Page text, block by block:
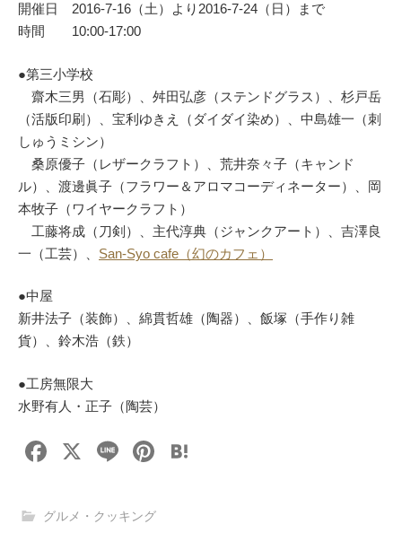
開催日 2016-7-16（土）より2016-7-24（日）まで
時間 10:00-17:00
●第三小学校
齋木三男（石彫）、舛田弘彦（ステンドグラス）、杉戸岳
（活版印刷）、宝利ゆきえ（ダイダイ染め）、中島雄一（刺
しゅうミシン）
桑原優子（レザークラフト）、荒井奈々子（キャンド
ル）、渡邊眞子（フラワー＆アロマコーディネーター）、岡
本牧子（ワイヤークラフト）
工藤将成（刀剣）、主代淳典（ジャンクアート）、吉澤良
一（工芸）、 San-Syo cafe（幻のカフェ）
●中屋
新井法子（装飾）、綿貫哲雄（陶器）、飯塚（手作り雑
貨）、鈴木浩（鉄）
●工房無限大
水野有人・正子（陶芸）
F
c
X
Li
e
Pi
グルメ・クッキング